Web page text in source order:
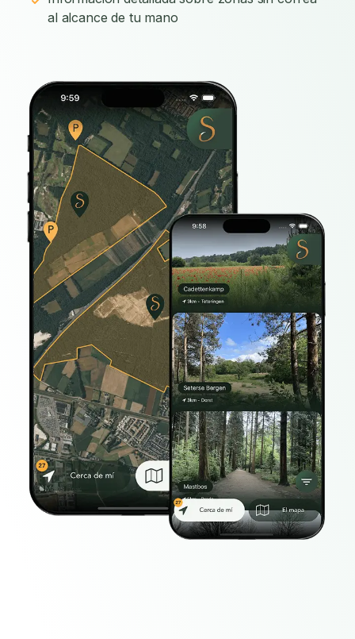
al alcance de tu mano